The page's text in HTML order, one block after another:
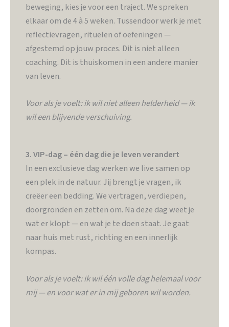
beweging, kies je voor een traject. We spreken
elkaar om de 4 à 5 weken. Tussendoor werk je met
reflectievragen, rituelen of oefeningen —
afgestemd op jouw proces. Dit is niet alleen
coaching. Dit is thuiskomen in een andere manier
van leven.
Voor als je voelt: ik wil niet alleen helderheid — ik
wil een blijvende verschuiving.
3. VIP-dag – één dag die je leven verandert
In een exclusieve dag werken we live samen op
een plek in de natuur. Jij brengt je vragen, ik
creëer een bedding. We vertragen, verdiepen,
doorgronden en zetten om. Na deze dag weet je
wat er klopt — en wat je te doen staat. Je gaat
naar huis met rust, richting en een innerlijk
kompas.
Voor als je voelt: ik wil één volle dag helemaal voor
mij — en voor wat er in mij geboren wil worden.